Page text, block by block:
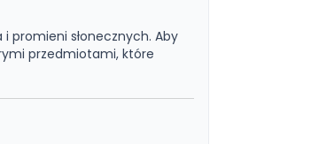
promieni słonecznych. Aby
przedmiotami, które